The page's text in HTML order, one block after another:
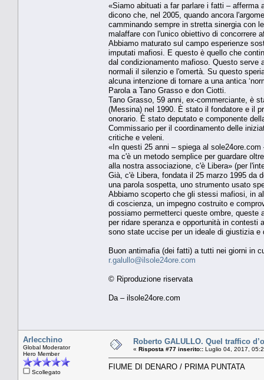
«Siamo abituati a far parlare i fatti – afferma
dicono che, nel 2005, quando ancora
camminando sempre in stretta sinergia con
malaffare con l'unico obiettivo di concorrere
Abbiamo maturato sul campo esperienze
imputati mafiosi. E questo è quello che
dal condizionamento mafioso. Questo serve
normali il silenzio e l'omertà. Su questo
alcuna intenzione di tornare a una antica
Parola a Tano Grasso e don Ciotti.
Tano Grasso, 59 anni, ex-commerciante, è
(Messina) nel 1990. È stato il fondatore e il
onorario. È stato deputato e componente
Commissario per il coordinamento delle
critiche e veleni.
«In questi 25 anni – spiega al
ma c'è un metodo semplice per guardare
alla nostra associazione, c'è Libera» (per
Già, c'è Libera, fondata il 25 marzo 1995 da
una parola sospetta, uno strumento usato
Abbiamo scoperto che gli stessi mafiosi, in
di coscienza, un impegno costruito e
possiamo permetterci queste ombre, queste
per ridare speranza e opportunità in
sono state uccise per un ideale di giustizia
Buon antimafia (dei fatti) a tutti nei giorni in
r.galullo@ilsole24ore.com
© Riproduzione riservata
Da – ilsole24ore.com
Arlecchino
Global Moderator
Hero Member
Scollegato
Roberto GALULLO. Quel traffico
« Risposta #77 inserito:: Luglio 04, 2017,
FIUME DI DENARO / PRIMA PUNTATA